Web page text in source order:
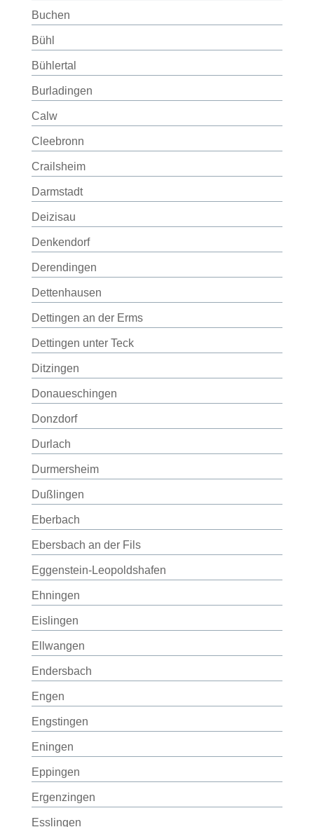
Buchen
Bühl
Bühlertal
Burladingen
Calw
Cleebronn
Crailsheim
Darmstadt
Deizisau
Denkendorf
Derendingen
Dettenhausen
Dettingen an der Erms
Dettingen unter Teck
Ditzingen
Donaueschingen
Donzdorf
Durlach
Durmersheim
Dußlingen
Eberbach
Ebersbach an der Fils
Eggenstein-Leopoldshafen
Ehningen
Eislingen
Ellwangen
Endersbach
Engen
Engstingen
Eningen
Eppingen
Ergenzingen
Esslingen